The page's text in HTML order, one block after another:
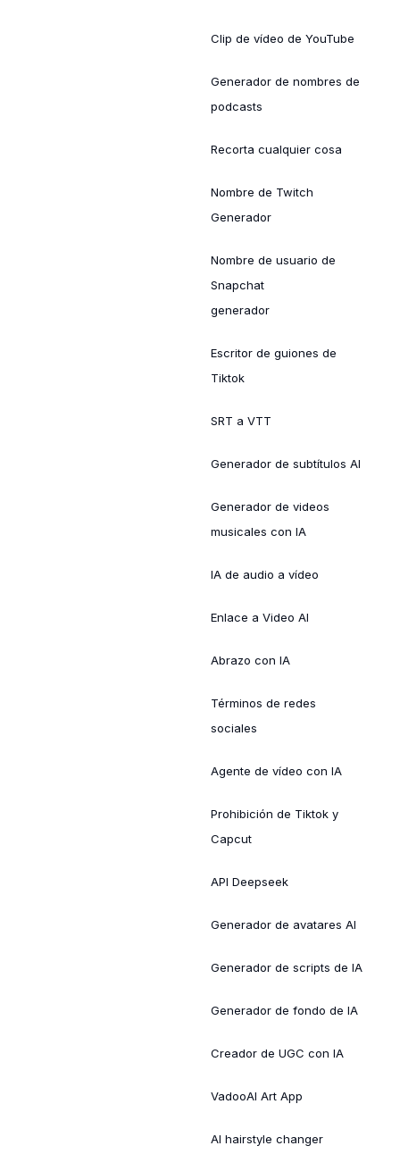
Clip de vídeo de YouTube
Generador de nombres de
podcasts
Recorta cualquier cosa
Nombre de Twitch
Generador
Nombre de usuario de
Snapchat
generador
Escritor de guiones de
Tiktok
SRT a VTT
Generador de subtítulos AI
Generador de videos
musicales con IA
IA de audio a vídeo
Enlace a Video AI
Abrazo con IA
Términos de redes
sociales
Agente de vídeo con IA
Prohibición de Tiktok y
Capcut
API Deepseek
Generador de avatares AI
Generador de scripts de IA
Generador de fondo de IA
Creador de UGC con IA
VadooAI Art App
AI hairstyle changer